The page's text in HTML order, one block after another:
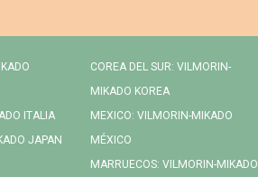
ITALIA
JAPAN
COREA DEL SUR: VILMORIN-
MIKADO KOREA
MEXICO: VILMORIN-MIKADO
MÉXICO
MARRUECOS: VILMORIN-MIKADO